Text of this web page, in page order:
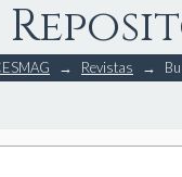
→ Revistas →